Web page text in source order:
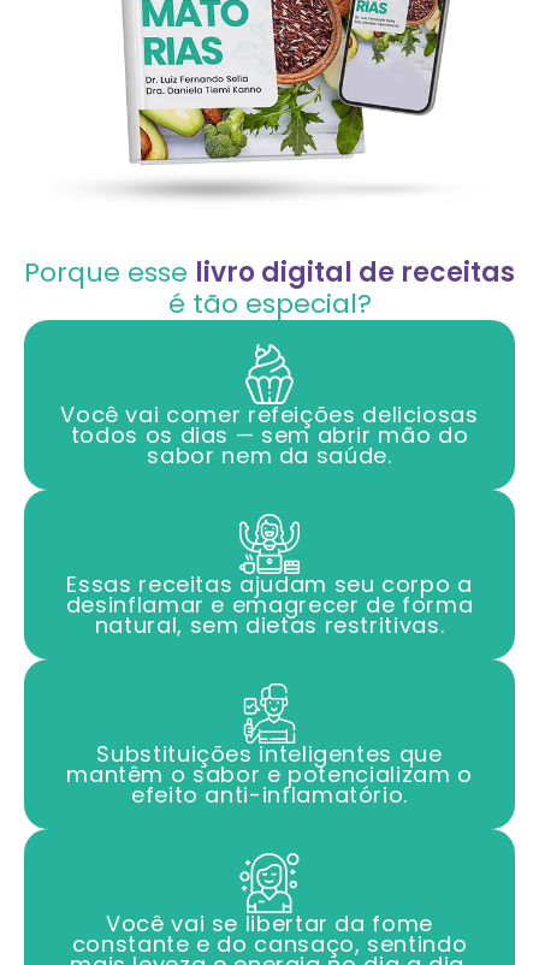
Porque esse livro digital de receitas
é tão especial?
Você vai comer refeições deliciosas
todos os dias — sem abrir mão do
sabor nem da saúde.
Essas receitas ajudam seu corpo a
desinflamar e emagrecer de forma
natural, sem dietas restritivas.
Substituições inteligentes que
mantêm o sabor e potencializam o
efeito anti-inflamatório.
Você vai se libertar da fome
constante e do cansaço, sentindo